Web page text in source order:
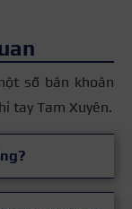
số băn khoăn
tay Tam Xuyên.